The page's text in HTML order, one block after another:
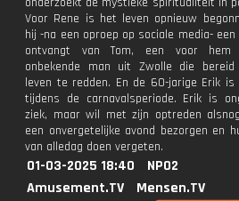
Voor Rene is het leven opnieuw
hij -na een oproep op sociale media-
ontvangt van Tom, een voor hem
onbekende man uit Zwolle die
leven te redden. En de 60-jarige Erik
tijdens de carnavalsperiode. Erik is
ziek, maar wil met zijn optreden
een onvergetelijke avond bezorgen en
van alledag doen vergeten.
01-03-2025 18:40
NPO2
Amusement.TV
Mensen.TV